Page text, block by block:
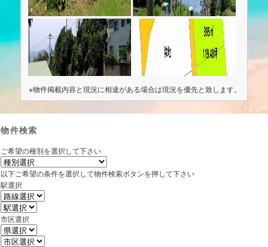
※物件掲載内容と現況に相違がある場合は現況を優先と致します。
物件検索
ご希望の種別を選択して下さい
以下ご希望の条件を選択して物件検索ボタンを押して下さい
駅選択
市区選択